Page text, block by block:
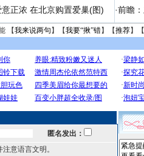
正浓 在北京购置爱巢(图)
·前瞻
【我来说两句 】【我要“揪”错】【推荐】
匿名发出：
意语言文明。